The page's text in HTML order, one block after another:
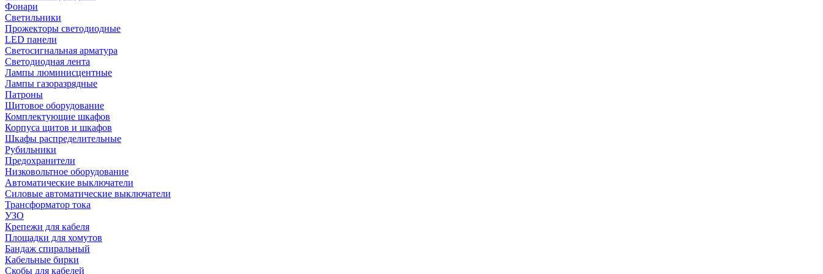
Фонари
Светильники
Прожекторы светодиодные
LED панели
Светосигнальная арматура
Светодиодная лента
Лампы люминисцентные
Лампы газоразрядные
Патроны
Щитовое оборудование
Комплектующие шкафов
Корпуса щитов и шкафов
Шкафы распределительные
Рубильники
Предохранители
Низковольтное оборудование
Автоматические выключатели
Силовые автоматические выключатели
Трансформатор тока
УЗО
Крепежи для кабеля
Площадки для хомутов
Бандаж спиральный
Кабельные бирки
Cкобы для кабелей